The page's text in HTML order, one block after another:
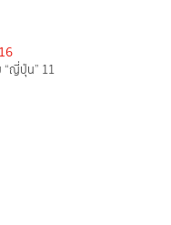
“ญี่ปุ่น” 11